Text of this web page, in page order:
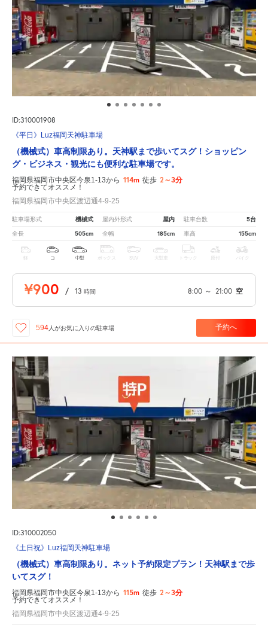
ID:310001908
《平日》Luz福岡天神駐車場
（機械式）車高制限あり。天神駅まで歩いてスグ！ショッピン
グ・ビジネス・観光にも便利な駐車場です。
福岡県福岡市中央区今泉1-13から 114m 徒歩 2～3分
予約できてオススメ！
福岡県福岡市中央区渡辺通4-9-25
駐車場形式 機械式 屋内外形式 屋内 駐車台数 5台
全長 505cm 全幅 185cm 車高 155cm
軽 コ 中型 ボックス SUV 大型車 トラック 原付 バイク
¥900 / 13 時間 8:00 ～ 21:00 空
594 人がお気に入りの駐車場 予約へ
ID:310002050
《土日祝》Luz福岡天神駐車場
（機械式）車高制限あり。ネット予約限定プラン！天神駅まで歩
いてスグ！
福岡県福岡市中央区今泉1-13から 115m 徒歩 2～3分
予約できてオススメ！
福岡県福岡市中央区渡辺通4-9-25